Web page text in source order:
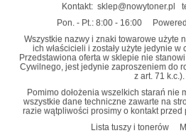
Kontakt: sklep@nowytoner.pl
Pon. - Pt.: 8:00 - 16:00
Wszystkie nazwy i znaki towarowe użyte
ich właścicieli i zostały użyte jedynie w
Przedstawiona oferta w sklepie nie
Cywilnego, jest jedynie zaproszeniem do
z art. 71 k.c.).
Pomimo dołożenia wszelkich starań nie
wszystkie dane techniczne zawarte na
razie wątpliwości prosimy o kontakt przed
Lista tuszy i tonerów